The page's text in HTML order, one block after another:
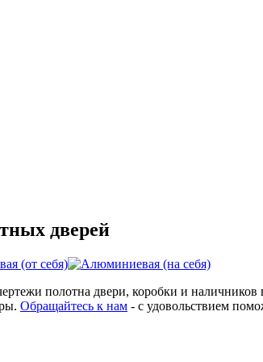
дверей
полотна двери, коробки и
Обращайтесь к нам - с удовольствием